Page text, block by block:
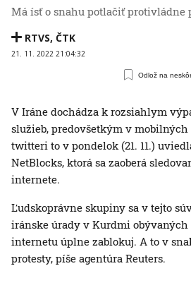
Má ísť o snahu potlačiť protivládne
RTVS, ČTK
21. 11. 2022 21:04:32
Odlož na
V Iráne dochádza k rozsiahlym
služieb, predovšetkým v
twitteri to v pondelok (21. 11.)
NetBlocks, ktorá sa zaoberá
internete.
Ľudskoprávne skupiny sa v tejto
iránske úrady v Kurdmi
internetu úplne zablokuj. A to v
protesty, píše agentúra Reuters.